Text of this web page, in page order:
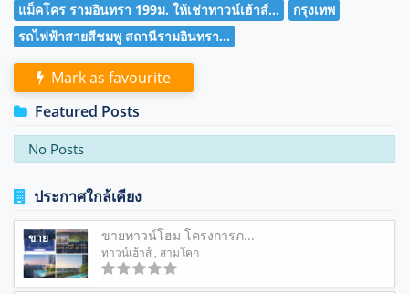
แม็คโคร รามอินทรา 199ม. ให้เช่าทาวน์เฮ้าส์...
กรุงเทพ
รถไฟฟ้าสายสีชมพู สถานีรามอินทรา...
Mark as favourite
Featured Posts
No Posts
ประกาศใกล้เคียง
ขาย ขายทาวน์โฮม โครงการภ...
ทาวน์เฮ้าส์ , สามโคก